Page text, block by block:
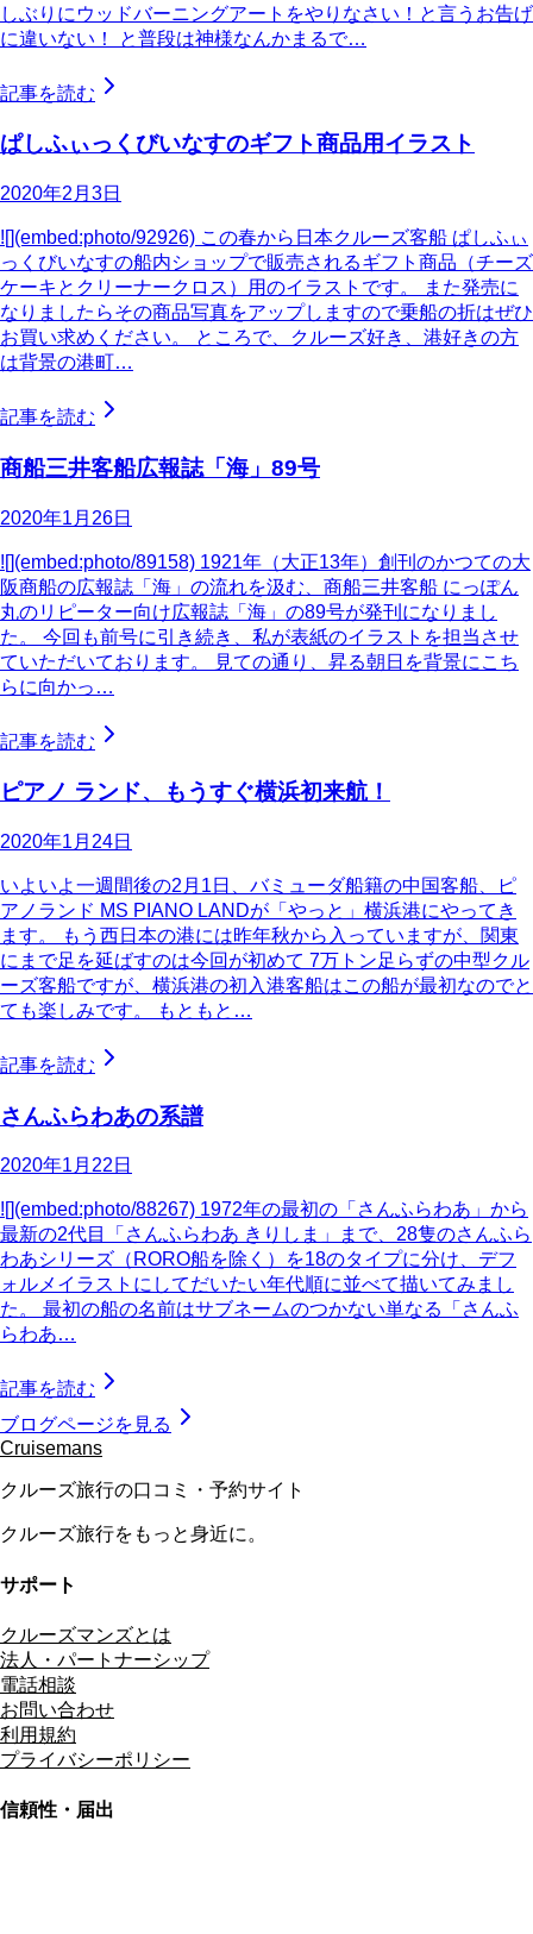
しぶりにウッドバーニングアートをやりなさい！と言うお告げ
に違いない！ と普段は神様なんかまるで…
記事を読む
ぱしふぃっくびいなすのギフト商品用イラスト
2020年2月3日
![](embed:photo/92926) この春から日本クルーズ客船 ぱしふぃ
っくびいなすの船内ショップで販売されるギフト商品（チーズ
ケーキとクリーナークロス）用のイラストです。 また発売に
なりましたらその商品写真をアップしますので乗船の折はぜひ
お買い求めください。 ところで、クルーズ好き、港好きの方
は背景の港町…
記事を読む
商船三井客船広報誌「海」89号
2020年1月26日
![](embed:photo/89158) 1921年（大正13年）創刊のかつての大
阪商船の広報誌「海」の流れを汲む、商船三井客船 にっぽん
丸のリピーター向け広報誌「海」の89号が発刊になりまし
た。 今回も前号に引き続き、私が表紙のイラストを担当させ
ていただいております。 見ての通り、昇る朝日を背景にこち
らに向かっ…
記事を読む
ピアノ ランド、もうすぐ横浜初来航！
2020年1月24日
いよいよ一週間後の2月1日、バミューダ船籍の中国客船、ピ
アノランド MS PIANO LANDが「やっと」横浜港にやってき
ます。 もう西日本の港には昨年秋から入っていますが、関東
にまで足を延ばすのは今回が初めて 7万トン足らずの中型クル
ーズ客船ですが、横浜港の初入港客船はこの船が最初なのでと
ても楽しみです。 もともと…
記事を読む
さんふらわあの系譜
2020年1月22日
![](embed:photo/88267) 1972年の最初の「さんふらわあ」から
最新の2代目「さんふらわあ きりしま」まで、28隻のさんふら
わあシリーズ（RORO船を除く）を18のタイプに分け、デフ
ォルメイラストにしてだいたい年代順に並べて描いてみまし
た。 最初の船の名前はサブネームのつかない単なる「さんふ
らわあ…
記事を読む
ブログページを見る
Cruisemans
クルーズ旅行の口コミ・予約サイト
クルーズ旅行をもっと身近に。
サポート
クルーズマンズとは
法人・パートナーシップ
電話相談
お問い合わせ
利用規約
プライバシーポリシー
信頼性・届出